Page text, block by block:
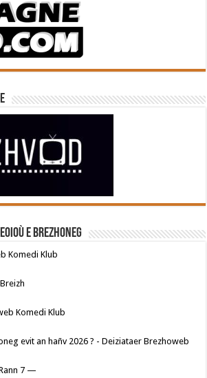
e brezhoneg
Komedi Klub
Komedi Klub
evit an hañv 2026 ? - Deiziataer Brezhoweb
7 —